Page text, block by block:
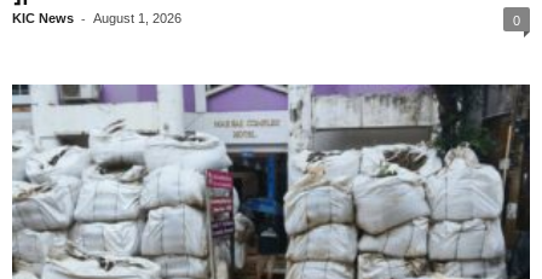
KIC News - August 1, 2026 0